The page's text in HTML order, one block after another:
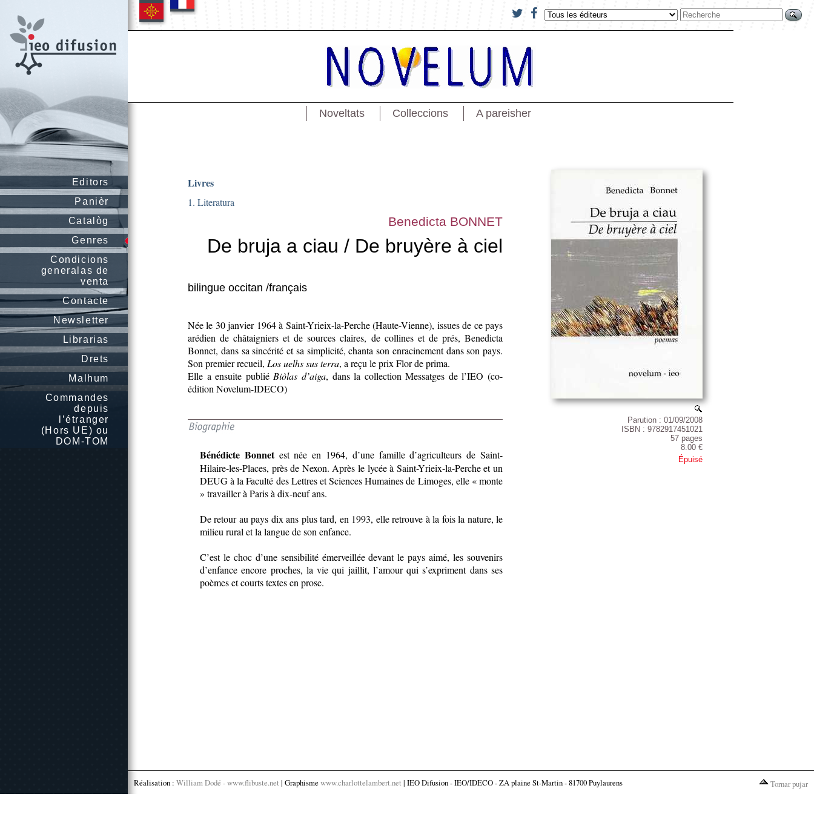
Editors
Panièr
Catalòg
Genres
Condicions
generalas de
venta
Contacte
Newsletter
Librarias
Drets
Malhum
Commandes
depuis
l’étranger
(Hors UE) ou
DOM-TOM
Noveltats Colleccions A pareisher
Parution : 01/09/2008
ISBN : 9782917451021
57 pages
8.00 €
Épuisé
Livres
1. Literatura
Benedicta BONNET
De bruja a ciau / De bruyère à ciel
bilingue occitan /français
Née le 30 janvier 1964 à Saint-Yrieix-la-Perche (Haute-Vienne), issues de ce pays
arédien de châtaigniers et de sources claires, de collines et de prés, Benedicta
Bonnet, dans sa sincérité et sa simplicité, chanta son enracinement dans son pays.
Son premier recueil, Los uelhs sus terra, a reçu le prix Flor de prima.
Elle a ensuite publié Biòlas d’aiga, dans la collection Messatges de l’IEO (co-
édition Novelum-IDECO)
Bénédicte Bonnetest née en 1964, d’une famille d’agriculteurs de Saint-
Hilaire-les-Places, près de Nexon. Après le lycée à Saint-Yrieix-la-Perche et un
DEUG à la Faculté des Lettres et Sciences Humaines de Limoges, elle « monte
» travailler à Paris à dix-neuf ans.
De retour au pays dix ans plus tard, en 1993, elle retrouve à la fois la nature, le
milieu rural et la langue de son enfance.
C’est le choc d’une sensibilité émerveillée devant le pays aimé, les souvenirs
d’enfance encore proches, la vie qui jaillit, l’amour qui s’expriment dans ses
poèmes et courts textes en prose.
Réalisation : William Dodé - www.flibuste.net | Graphisme www.charlottelambert.net | IEO Difusion - IEO/IDECO - ZA plaine St-Martin - 81700 Puylaurens Tornar pujar